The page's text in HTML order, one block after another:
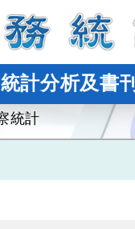
統計分析及書刊
統計